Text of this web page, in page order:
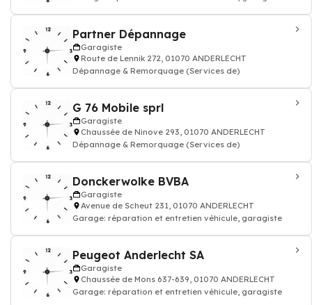
Partner Dépannage
Garagiste
Route de Lennik 272, 01070 ANDERLECHT
Dépannage & Remorquage (Services de)
G 76 Mobile sprl
Garagiste
Chaussée de Ninove 293, 01070 ANDERLECHT
Dépannage & Remorquage (Services de)
Donckerwolke BVBA
Garagiste
Avenue de Scheut 231, 01070 ANDERLECHT
Garage: réparation et entretien véhicule, garagiste
Peugeot Anderlecht SA
Garagiste
Chaussée de Mons 637-639, 01070 ANDERLECHT
Garage: réparation et entretien véhicule, garagiste